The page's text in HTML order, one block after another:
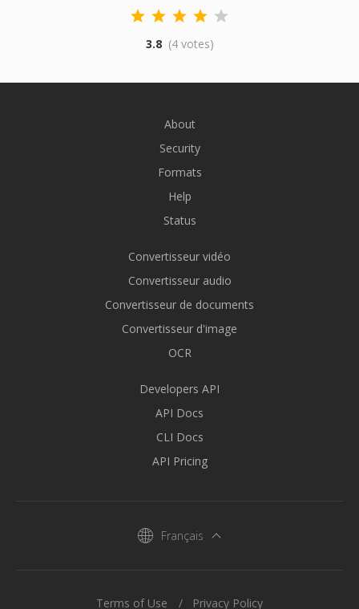
3.8 (4 votes)
About
Security
Formats
Help
Status
Convertisseur vidéo
Convertisseur audio
Convertisseur de documents
Convertisseur d'image
OCR
Developers API
API Docs
CLI Docs
API Pricing
Français
Terms of Use Privacy Policy